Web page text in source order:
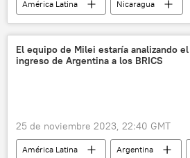
América Latina
Nicaragua
Gobierno de Nicaragua
Palestina
mujeres
Rosario Murillo
Franja de Gaza
📰 Conflicto
El equipo de Milei estaría analizando el
ingreso de Argentina a los BRICS
25 de noviembre 2023, 22:40 GMT
América Latina Argentina